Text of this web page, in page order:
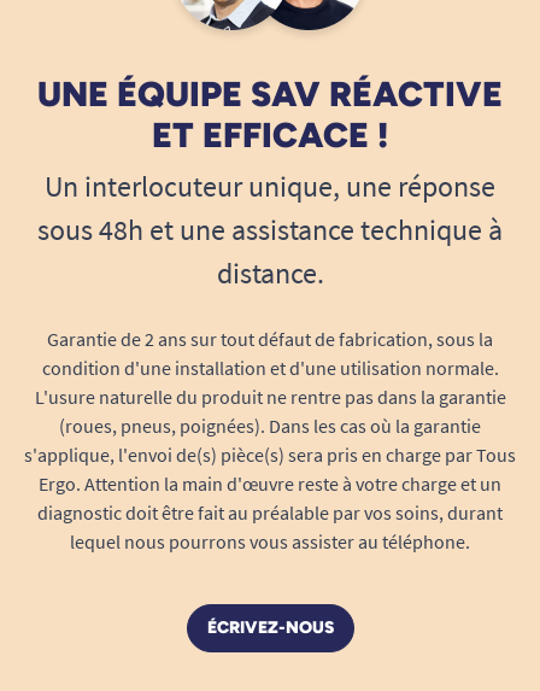
et réduit le risque d’escarres. Sa tenue parfaite
sèche-linge (température modérée) offrent une
hygiène irréprochable, essentielle pour les
environnements médicalisés ou collectifs, tout
en facilitant la vie des aidants.
Lavable en machine à 90° maximum
14/07/2023
A. Anonymous
1 2 3
UNE ÉQUIPE SAV RÉACTIVE
ET EFFICACE !
Un interlocuteur unique, une réponse
sous 48h et une assistance technique à
distance.
Garantie de 2 ans sur tout défaut de fabrication, sous la
condition d'une installation et d'une utilisation normale.
L'usure naturelle du produit ne rentre pas dans la garantie
(roues, pneus, poignées). Dans les cas où la garantie
s'applique, l'envoi de(s) pièce(s) sera pris en charge par Tous
Ergo. Attention la main d'œuvre reste à votre charge et un
diagnostic doit être fait au préalable par vos soins, durant
lequel nous pourrons vous assister au téléphone.
ÉCRIVEZ-NOUS